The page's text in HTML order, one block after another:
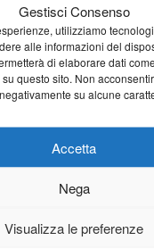
Gestisci Consenso
utilizziamo
alle informazioni del
di elaborare dati
questo sito. Non
su alcune
Accetta
Nega
Visualizza le preferenze
le Piazzette 2026